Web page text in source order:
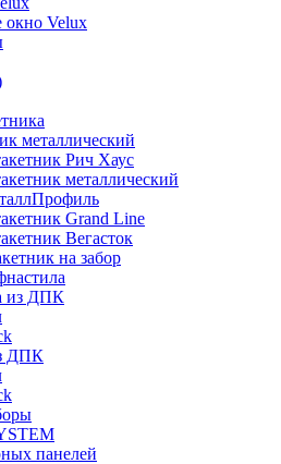
окно Velux
металлический
Рич Хаус
металлический
Grand Line
Вегасток
на забор
из ДПК
ДПК
панелей